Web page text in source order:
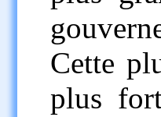
Cette
plus